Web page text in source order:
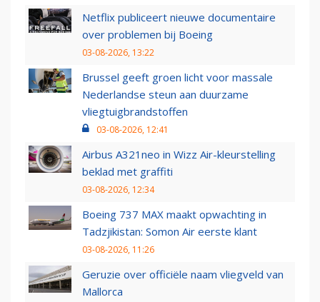
Netflix publiceert nieuwe documentaire
over problemen bij Boeing
03-08-2026, 13:22
Brussel geeft groen licht voor massale
Nederlandse steun aan duurzame
vliegtuigbrandstoffen
03-08-2026, 12:41
Airbus A321neo in Wizz Air-kleurstelling
beklad met graffiti
03-08-2026, 12:34
Boeing 737 MAX maakt opwachting in
Tadzjikistan: Somon Air eerste klant
03-08-2026, 11:26
Geruzie over officiële naam vliegveld van
Mallorca